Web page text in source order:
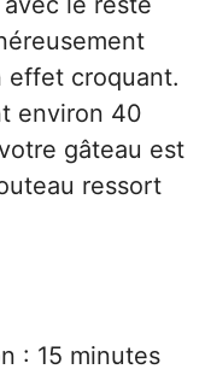
effet croquant.
environ 40
gâteau est
ressort
: 15 minutes